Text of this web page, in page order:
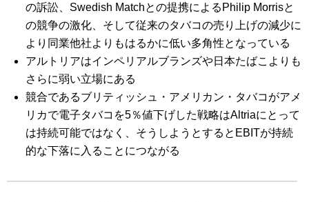
の訴訟、Swedish Matchとの提携によるPhilip Morrisと
の競争の激化、そして従来のタバコの売り上げの減少に
より同業他社よりもはるかに低い多角性となっている
アルトリアはインペリアルブランズや日本たばこよりも
さらに弱い立場にある
競合であるブリティッシュ・アメリカン・タバコがアメ
リカで電子タバコを5％値下げした戦略はAltriaにとって
は持続可能ではなく、そうしようとするとEBITが持続
的な下落に入ることにつながる